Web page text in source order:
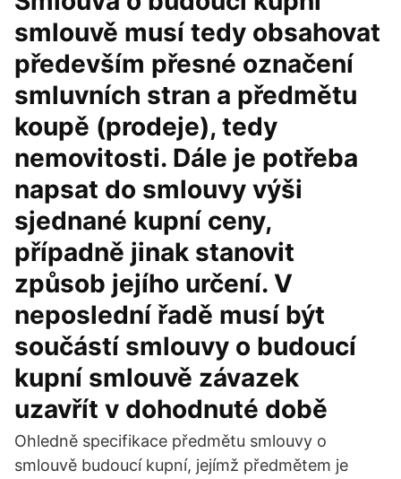
smlouvě musí tedy obsahovat
především přesné označení
smluvních stran a předmětu
koupě (prodeje), tedy
nemovitosti. Dále je potřeba
napsat do smlouvy výši
sjednané kupní ceny,
případně jinak stanovit
způsob jejího určení. V
neposlední řadě musí být
součástí smlouvy o budoucí
kupní smlouvě závazek
uzavřít v dohodnuté době
Ohledně specifikace předmětu smlouvy o
smlouvě budoucí kupní, jejímž předmětem je